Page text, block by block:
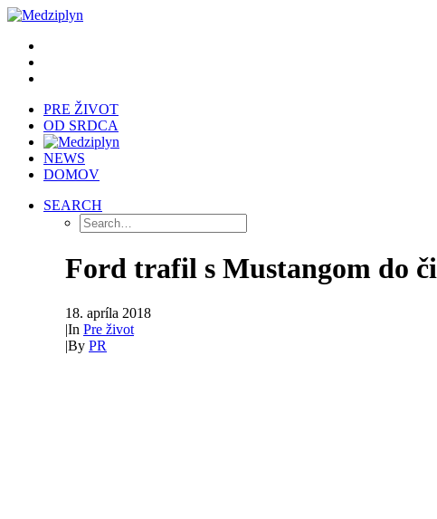
PRE ŽIVOT
OD SRDCA
NEWS
DOMOV
SEARCH
Ford trafil s Mustangom do
18. apríla 2018
|In Pre život
|By PR